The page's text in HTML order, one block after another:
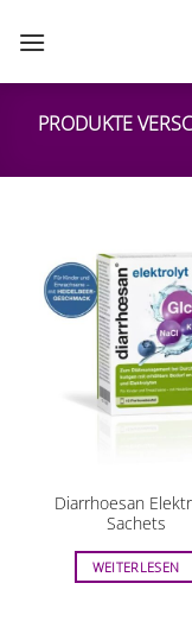
Inhalt
PRODUKTE
Diarrhoesan
Sachets
WEITERLESEN